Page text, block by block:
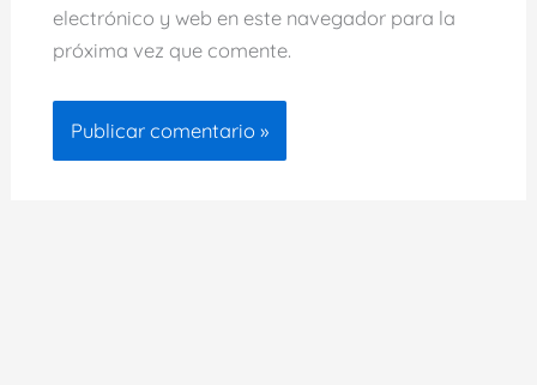
electrónico y web en este navegador para la
próxima vez que comente.